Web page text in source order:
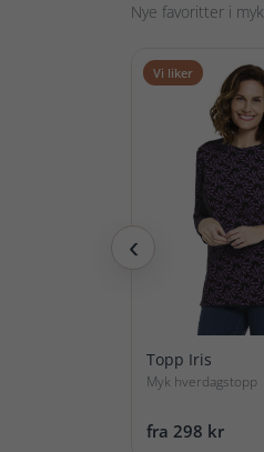
Nye favoritter i
‹
Vi liker
Topp Iris
Myk hverdagstopp
fra 298 kr